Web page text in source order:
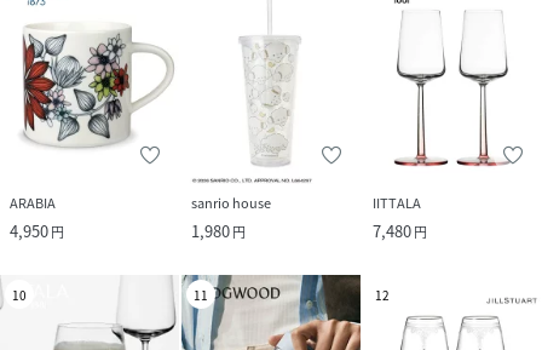
ARABIA
4,950円
sanrio house
1,980円
IITTALA
7,480円
10 11 12